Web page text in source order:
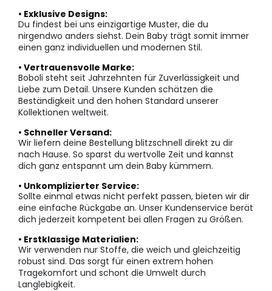
• Exklusive Designs:
Du findest bei uns einzigartige Muster, die du
nirgendwo anders siehst. Dein Baby trägt somit immer
einen ganz individuellen und modernen Stil.
• Vertrauensvolle Marke:
Boboli steht seit Jahrzehnten für Zuverlässigkeit und
Liebe zum Detail. Unsere Kunden schätzen die
Beständigkeit und den hohen Standard unserer
Kollektionen weltweit.
• Schneller Versand:
Wir liefern deine Bestellung blitzschnell direkt zu dir
nach Hause. So sparst du wertvolle Zeit und kannst
dich ganz entspannt um dein Baby kümmern.
• Unkomplizierter Service:
Sollte einmal etwas nicht perfekt passen, bieten wir dir
eine einfache Rückgabe an. Unser Kundenservice berät
dich jederzeit kompetent bei allen Fragen zu Größen.
• Erstklassige Materialien:
Wir verwenden nur Stoffe, die weich und gleichzeitig
robust sind. Das sorgt für einen extrem hohen
Tragekomfort und schont die Umwelt durch
Langlebigkeit.